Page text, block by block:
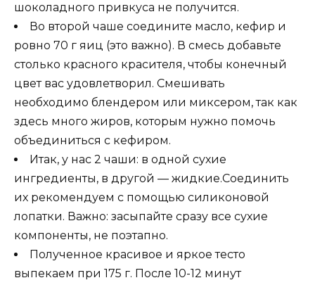
шоколадного привкуса не получится.
Во второй чаше соедините масло, кефир и
ровно 70 г яиц (это важно). В смесь добавьте
столько красного красителя, чтобы конечный
цвет вас удовлетворил. Смешивать
необходимо блендером или миксером, так как
здесь много жиров, которым нужно помочь
объединиться с кефиром.
Итак, у нас 2 чаши: в одной сухие
ингредиенты, в другой — жидкие.Соединить
их рекомендуем с помощью силиконовой
лопатки. Важно: засыпайте сразу все сухие
компоненты, не поэтапно.
Полученное красивое и яркое тесто
выпекаем при 175 г. После 10-12 минут